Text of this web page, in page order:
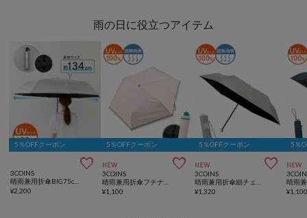
雨の日に役立つアイテム
5％OFFクーポン

3COINS
¥2,200
5％OFFクーポン
NEW 
3COINS
¥1,100
5％OFFクーポン
NEW 
3COINS
¥1,320
5％
NEW
¥